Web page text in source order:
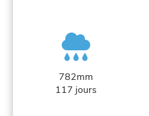
782mm
117 jours